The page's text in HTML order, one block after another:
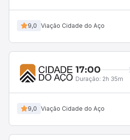
9,0 Viação Cidade do Aço
17:00
Duração: 2h 35m
9,0 Viação Cidade do Aço